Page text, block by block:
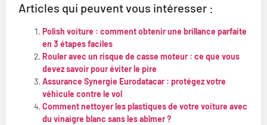
Articles qui peuvent vous intéresser :
Polish voiture : comment obtenir une brillance parfaite
en 3 étapes faciles
Rouler avec un risque de casse moteur : ce que vous
devez savoir pour éviter le pire
Assurance Synergie Eurodatacar : protégez votre
véhicule contre le vol
Comment nettoyer les plastiques de votre voiture avec
du vinaigre blanc sans les abîmer ?